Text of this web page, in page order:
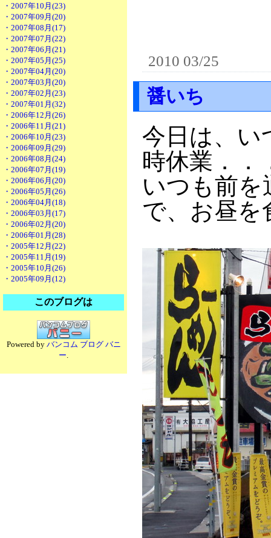
・2007年10月(23)
・2007年09月(20)
・2007年08月(17)
・2007年07月(22)
・2007年06月(21)
・2007年05月(25)
・2007年04月(20)
・2007年03月(20)
・2007年02月(23)
・2007年01月(32)
・2006年12月(26)
・2006年11月(21)
・2006年10月(23)
・2006年09月(29)
・2006年08月(24)
・2006年07月(19)
・2006年06月(20)
・2006年05月(26)
・2006年04月(18)
・2006年03月(17)
・2006年02月(20)
・2006年01月(28)
・2005年12月(22)
・2005年11月(19)
・2005年10月(26)
・2005年09月(12)
このブログは
Powered by バンコム ブログ バニ
ー.
2010 03/25
醤いち
今日は、い
時休業．．
いつも前
で、お昼を